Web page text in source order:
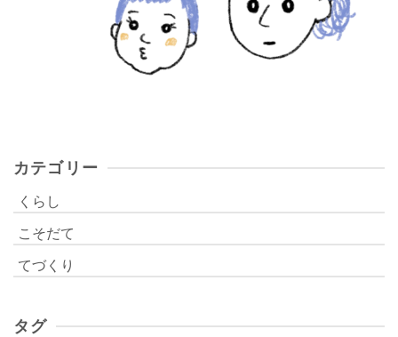
カテゴリー
くらし
こそだて
てづくり
タグ